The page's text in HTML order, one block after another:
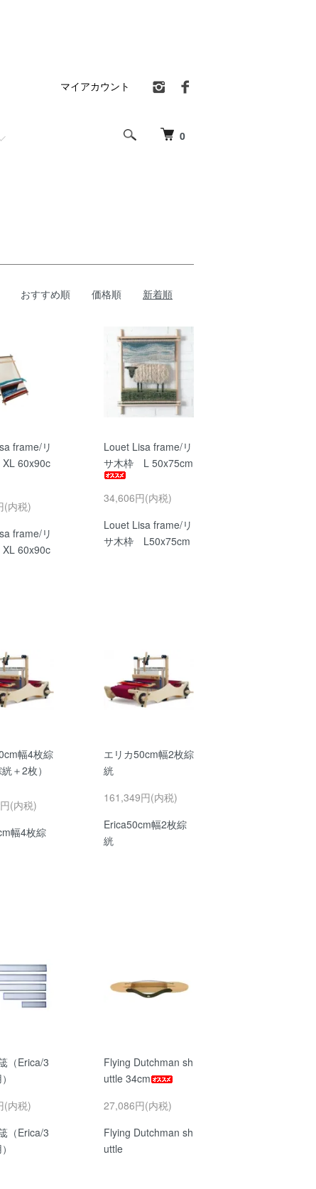
0
マイアカウント
おすすめ順 価格順 新着順
frame/リ
60x90c
(内税)
frame/リ
60x90c
Louet Lisa frame/リ
サ木枠 L 50x75cm
34,606円(内税)
Louet Lisa frame/リ
サ木枠 L50x75cm
幅4枚綜
＋2枚）
(内税)
幅4枚綜
エリカ50cm幅2枚綜
絖
161,349円(内税)
Erica50cm幅2枚綜
絖
（Erica/3
(内税)
（Erica/3
Flying Dutchman sh
uttle 34cm
27,086円(内税)
Flying Dutchman sh
uttle